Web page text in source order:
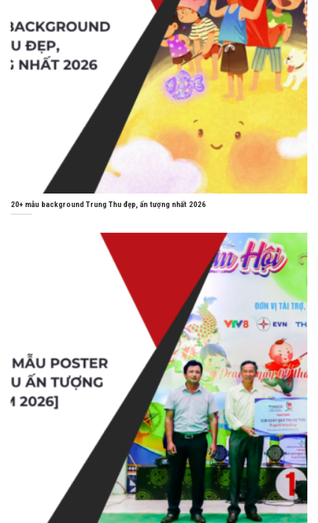
20+ mẫu background Trung Thu đẹp, ấn tượng nhất 2026